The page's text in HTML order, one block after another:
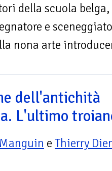
della scuola
e
nona arte
dell'antichità
L'ultimo
e Thierry